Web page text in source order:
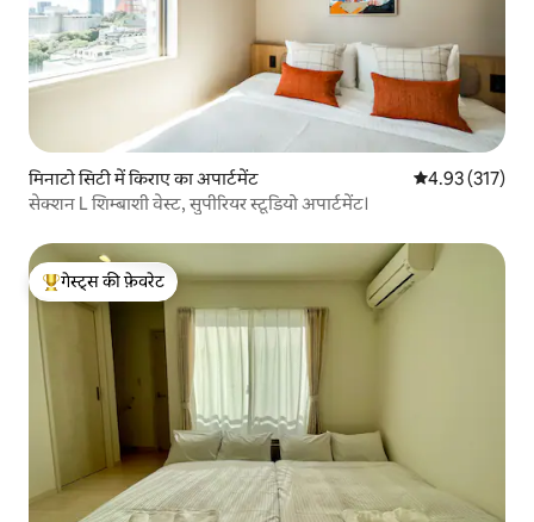
मिनाटो सिटी में किराए का अपार्टमेंट औसत रेटिंग 5 में से
4.93 (317)
सेक्शन L शिम्बाशी वेस्ट, सुपीरियर स्टूडियो अपार्टमेंट।
गेस्ट्स का टॉप फ़ेवरेट
गेस्ट्स की फ़ेवरेट